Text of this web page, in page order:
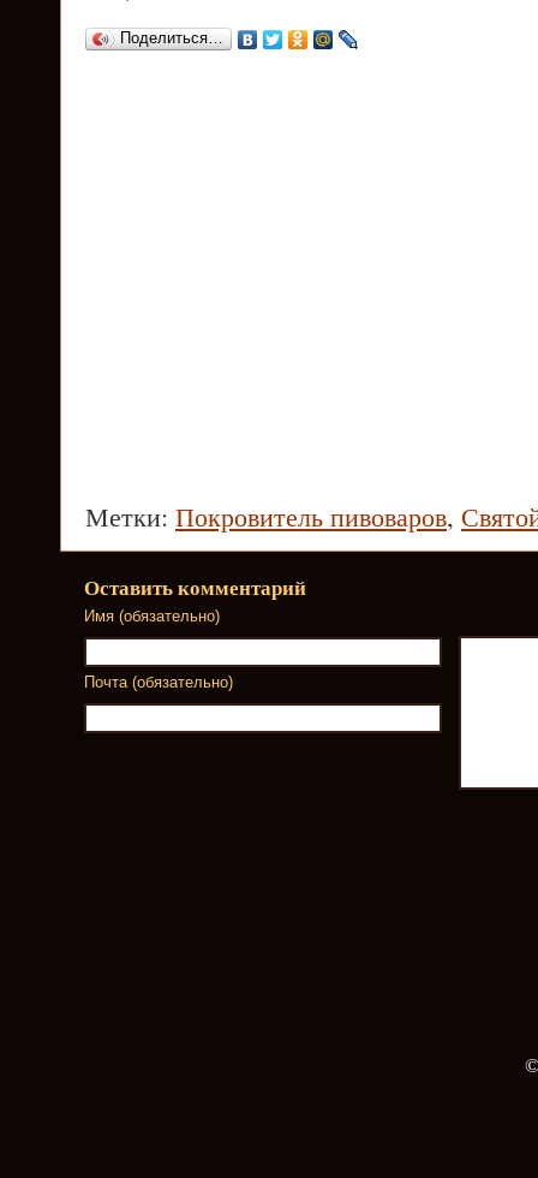
Поделиться…
Метки: Покровитель пивоваров,
Оставить комментарий
Имя (обязательно)
Почта (обязательно)